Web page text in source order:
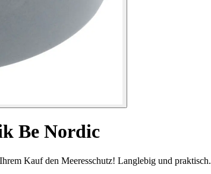
Be Nordic
Kauf den Meeresschutz! Langlebig und praktisch.